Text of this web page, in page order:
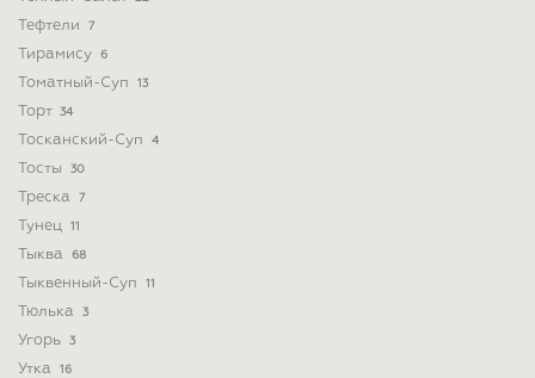
Тефтели 7
Тирамису 6
Томатный-Суп 13
Торт 34
Тосканский-Суп 4
Тосты 30
Треска 7
Тунец 11
Тыква 68
Тыквенный-Суп 11
Тюлька 3
Угорь 3
Утка 16